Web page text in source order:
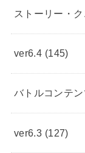
ストーリー・ク
ver6.4 (145)
バトルコンテン
ver6.3 (127)